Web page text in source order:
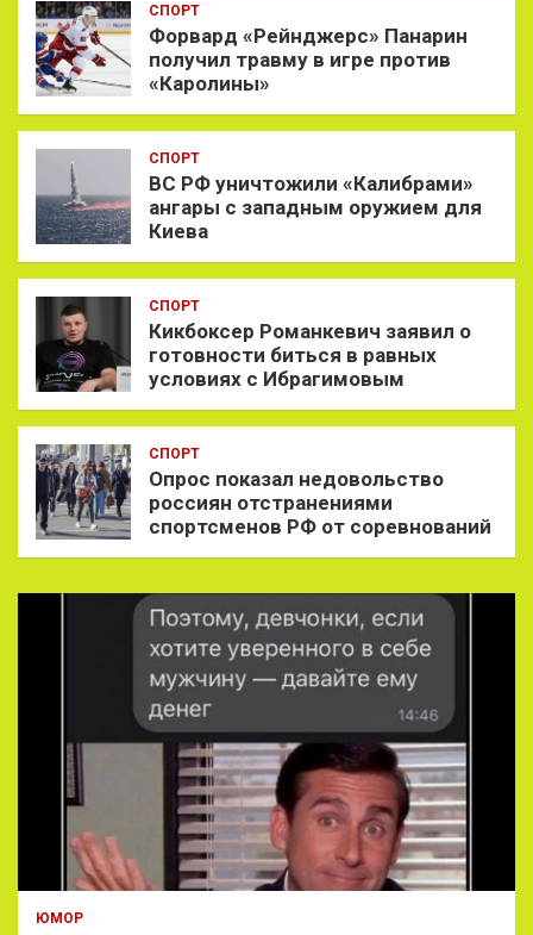
СПОРТ
Форвард «Рейнджерс» Панарин
получил травму в игре против
«Каролины»
СПОРТ
ВС РФ уничтожили «Калибрами»
ангары с западным оружием для
Киева
СПОРТ
Кикбоксер Романкевич заявил о
готовности биться в равных
условиях с Ибрагимовым
СПОРТ
Опрос показал недовольство
россиян отстранениями
спортсменов РФ от соревнований
ЮМОР